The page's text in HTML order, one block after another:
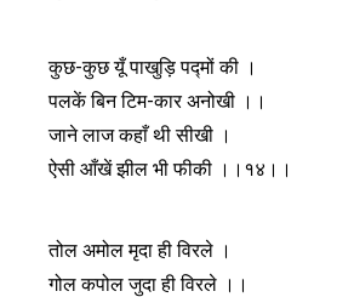
कुछ-कुछ यूँ पाखुड़ि पद्मों की ।
पलकें बिन टिम-कार अनोखी ।।
जाने लाज कहाँ थी सीखी ।
ऐसी आँखें झील भी फीकी ।।१४।।
तोल अमोल मृदा ही विरले ।
गोल कपोल जुदा ही विरले ।।